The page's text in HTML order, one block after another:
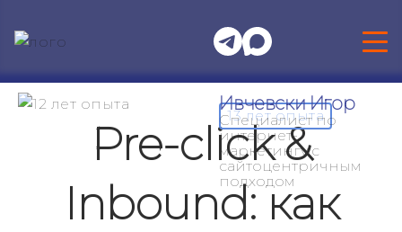
13 лет опыта
Ивчевски Игор
Специалист по
интернет-
маркетингу с
сайтоцентричным
подходом
Pre-click &
Inbound: как